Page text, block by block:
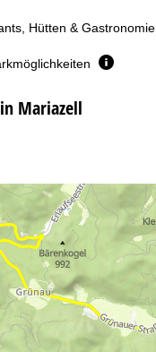
Hütten & Gastronomie
Mariazell